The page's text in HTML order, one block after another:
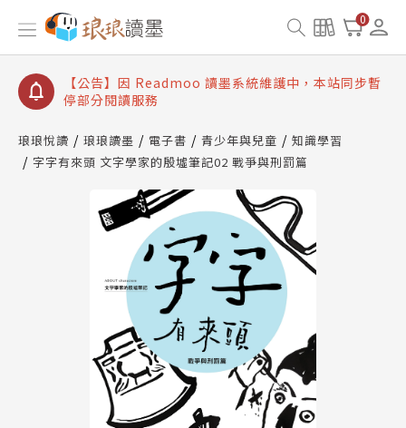
0
【公告】琅琅讀墨 3 分鐘完成書櫃開通與資產合併申
請圖文教學
【公告】琅琅書店服務升級重要說明及資產合併結果
【公告】因 Readmoo 讀墨系統維護中，本站同步暫
停部分閱讀服務
琅琅悅讀 琅琅讀墨 電子書 青少年與兒童
知識學習
字字有來頭 文字學家的殷墟筆記02 戰爭與刑罰篇